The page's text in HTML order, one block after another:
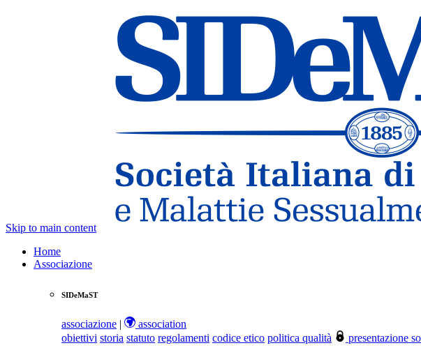
Skip to main content
Home
Associazione
SIDeMaST
associazione |
association
obiettivi storia statuto regolamenti codice etico politica qualità presentazione